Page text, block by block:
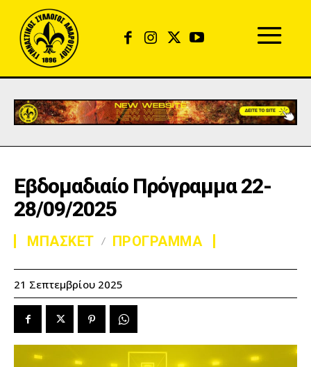
Εβδομαδιαίο Πρόγραμμα 22-
28/09/2025
ΜΠΑΣΚΕΤ ΠΡΟΓΡΑΜΜΑ
21 Σεπτεμβρίου 2025